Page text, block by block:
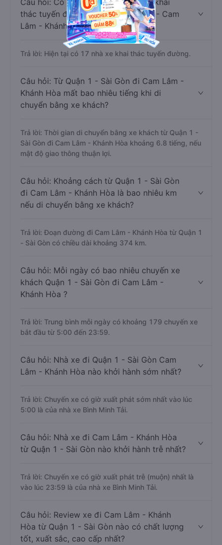
Câu hỏi: Có bao nhiêu nhà xe đang khai
thác tuyến đường Quận 1 - Sài Gòn - Cam
Lâm - Khánh Hòa ?
Trả lời: Hiện tại có 17 nhà xe khai thác tuyến đường.
Câu hỏi: Từ Quận 1 - Sài Gòn đi Cam Lâm -
Khánh Hòa mất bao nhiêu tiếng khi di
chuyển bằng xe khách?
Trả lời: Thời gian di chuyển bằng xe khách từ Quận 1 -
Sài Gòn đi Cam Lâm - Khánh Hòa khoảng 6.8 tiếng, nếu
mật độ giao thông thuận lợi.
Câu hỏi: Khoảng cách từ Quận 1 - Sài Gòn
đi Cam Lâm - Khánh Hòa là bao nhiêu km
nếu di chuyển bằng xe khách?
Trả lời: Đoạn đường đi Cam Lâm - Khánh Hòa từ Quận 1
- Sài Gòn có chiều dài khoảng 374 km.
Câu hỏi: Mỗi ngày có bao nhiêu chuyến xe
khách Quận 1 - Sài Gòn đi Cam Lâm -
Khánh Hòa ?
Trả lời: Trung bình mỗi ngày có khoảng 179 chuyến xe
bắt đầu từ 5:00 đến 23:59.
Câu hỏi: Nhà xe đi Quận 1 - Sài Gòn Cam
Lâm - Khánh Hòa nào khởi hành sớm nhất?
Trả lời: Chuyến xe có giờ xuất phát sớm nhất vào lúc
5:00 là của nhà xe Bình Minh Tải.
Câu hỏi: Nhà xe đi Cam Lâm - Khánh Hòa
từ Quận 1 - Sài Gòn nào khởi hành trễ nhất?
Trả lời: Chuyến xe có giờ xuất phát trễ (muộn) nhất là
vào lúc 23:59 là của nhà xe Bình Minh Tải.
Câu hỏi: Review xe đi Cam Lâm - Khánh
Hòa từ Quận 1 - Sài Gòn nào có chất lượng
tốt, xuất sắc, cao cấp nhất?